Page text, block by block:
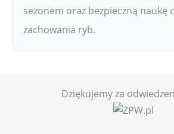
sezonem oraz bezpieczną naukę
zachowania ryb.
Dziękujemy za